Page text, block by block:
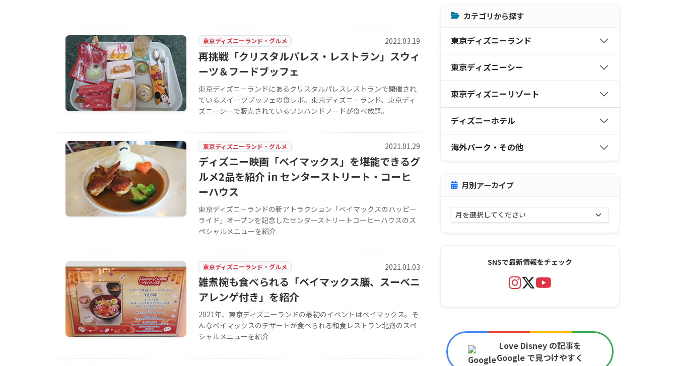
東京ディズニーランド・グルメ 2021.03.19
再挑戦「クリスタルパレス・レストラン」スウィ
ーツ＆フードブッフェ
東京ディズニーランドにあるクリスタルパレスレストランで開催され
ているスイーツブッフェの食レポ。東京ディズニーランド、東京ディ
ズニーシーで販売されているワンハンドフードが食べ放題。
東京ディズニーランド・グルメ 2021.01.29
ディズニー映画「ベイマックス」を堪能できるグ
ルメ2品を紹介 in センターストリート・コーヒ
ーハウス
東京ディズニーランドの新アトラクション「ベイマックスのハッピー
ライド」オープンを記念したセンターストリートコーヒーハウスのス
ペシャルメニューを紹介
東京ディズニーランド・グルメ 2021.01.03
雑煮椀も食べられる「ベイマックス膳、スーベニ
アレンゲ付き」を紹介
2021年、東京ディズニーランドの最初のイベントはベイマックス。そ
んなベイマックスのデザートが食べられる和食レストラン北齋のスペ
シャルメニューを紹介
カテゴリから探す
東京ディズニーランド
東京ディズニーシー
東京ディズニーリゾート
ディズニーホテル
海外パーク・その他
月別アーカイブ
SNSで最新情報をチェック
Love Disney の記事を
Google で見つけやすく